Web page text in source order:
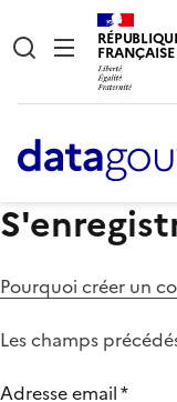
FRANÇAISE
Pourquoi créer un
Les champs
Adresse email*